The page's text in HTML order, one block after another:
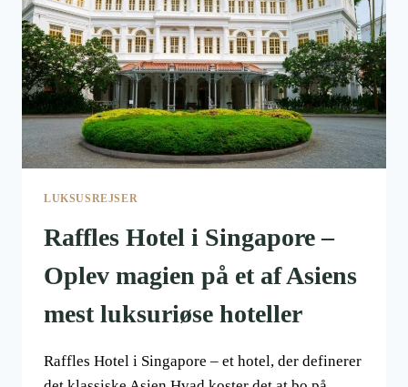
LUKSUSREJSER
Raffles Hotel i Singapore –
Oplev magien på et af Asiens
mest luksuriøse hoteller
Raffles Hotel i Singapore – et hotel, der definerer